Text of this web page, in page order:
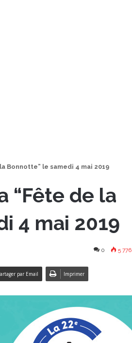
Bonnotte” le samedi 4 mai 2019
“Fête de la
4 mai 2019
0 5 776
par Email Imprimer